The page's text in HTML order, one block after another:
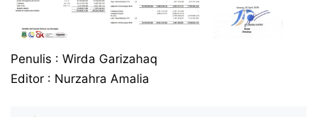
Penulis : Wirda Garizahaq
Editor : Nurzahra Amalia